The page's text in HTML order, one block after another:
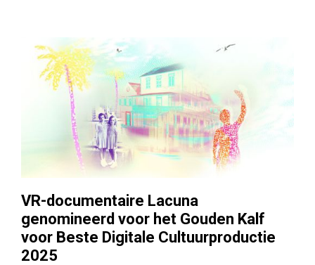
VR-documentaire Lacuna
genomineerd voor het Gouden Kalf
voor Beste Digitale Cultuurproductie
2025